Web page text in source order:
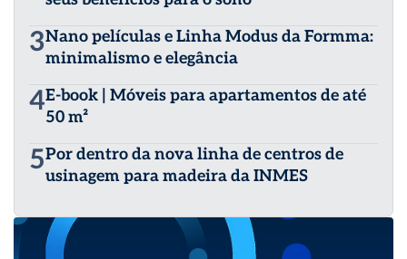
3Nano películas e Linha Modus da Formma:
minimalismo e elegância
4E-book | Móveis para apartamentos de até
50 m²
5Por dentro da nova linha de centros de
usinagem para madeira da INMES